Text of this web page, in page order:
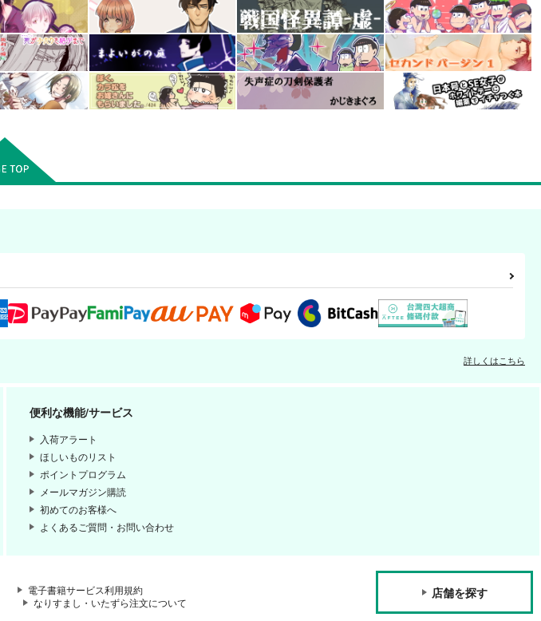
詳しくはこちら
便利な機能/サービス
入荷アラート
ほしいものリスト
ポイントプログラム
メールマガジン購読
初めてのお客様へ
よくあるご質問・お問い合わせ
電子書籍サービス利用規約
なりすまし・いたずら注文について
店舗を探す